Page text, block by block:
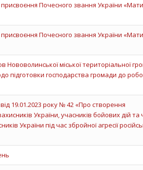
Почесного звання України
Почесного звання України
Нововолинської міської територіальної
підготовки господарства громади до
19.01.2023 року № 42 «Про створення
України, учасників бойових дій та
України під час збройної агресії